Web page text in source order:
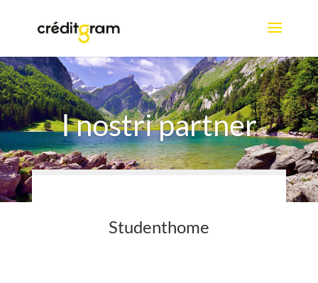
I nostri partner
Studenthome